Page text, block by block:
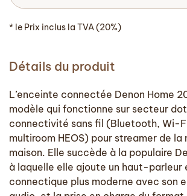
* le Prix inclus la TVA (20%)
Détails du produit
L’enceinte connectée Denon Home
modèle qui fonctionne sur secteur
connectivité sans fil (Bluetooth, Wi-
multiroom HEOS) pour streamer de la
maison. Elle succède à la populaire
à laquelle elle ajoute un haut-parleur
connectique plus moderne avec son